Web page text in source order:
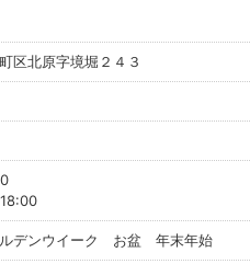
区北原字境堀２４３
デンウイーク お盆 年末年始